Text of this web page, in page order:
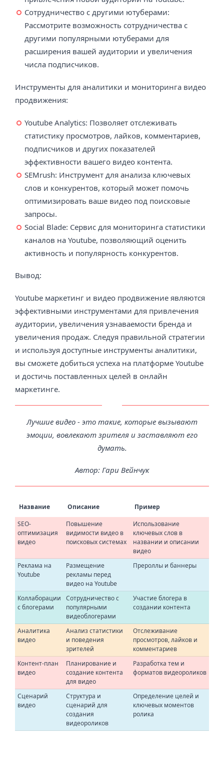
Сотрудничество с другими ютуберами:
Рассмотрите возможность сотрудничества с
другими популярными ютуберами для
расширения вашей аудитории и увеличения
числа подписчиков.
Инструменты для аналитики и мониторинга видео
продвижения:
Youtube Analytics: Позволяет отслеживать
статистику просмотров, лайков, комментариев,
подписчиков и других показателей
эффективности вашего видео контента.
SEMrush: Инструмент для анализа ключевых
слов и конкурентов, который может помочь
оптимизировать ваше видео под поисковые
запросы.
Social Blade: Сервис для мониторинга статистики
каналов на Youtube, позволяющий оценить
активность и популярность конкурентов.
Вывод:
Youtube маркетинг и видео продвижение являются
эффективными инструментами для привлечения
аудитории, увеличения узнаваемости бренда и
увеличения продаж. Следуя правильной стратегии
и используя доступные инструменты аналитики,
вы сможете добиться успеха на платформе Youtube
и достичь поставленных целей в онлайн
маркетинге.
Лучшие видео - это такие, которые вызывают
эмоции, вовлекают зрителя и заставляют его
думать.
Автор: Гари Вейнчук
Название Описание
Пример
SEO-
оптимизация
видео
Повышение
видимости видео в
поисковых системах
Использование
ключевых слов в
названии и описании
видео
Реклама на
Youtube
Размещение
рекламы перед
видео на Youtube
Прероллы и баннеры
Коллаборации
с блогерами
Сотрудничество с
популярными
видеоблогерами
Участие блогера в
создании контента
Аналитика
видео
Анализ статистики
и поведения
зрителей
Отслеживание
просмотров, лайков и
комментариев
Контент-план
видео
Планирование и
создание контента
для видео
Разработка тем и
форматов видеороликов
Сценарий
видео
Структура и
сценарий для
создания
видеороликов
Определение целей и
ключевых моментов
ролика